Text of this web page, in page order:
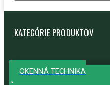
KATEGÓRIE PRODUKTOV
OKENNÁ TECHNIKA